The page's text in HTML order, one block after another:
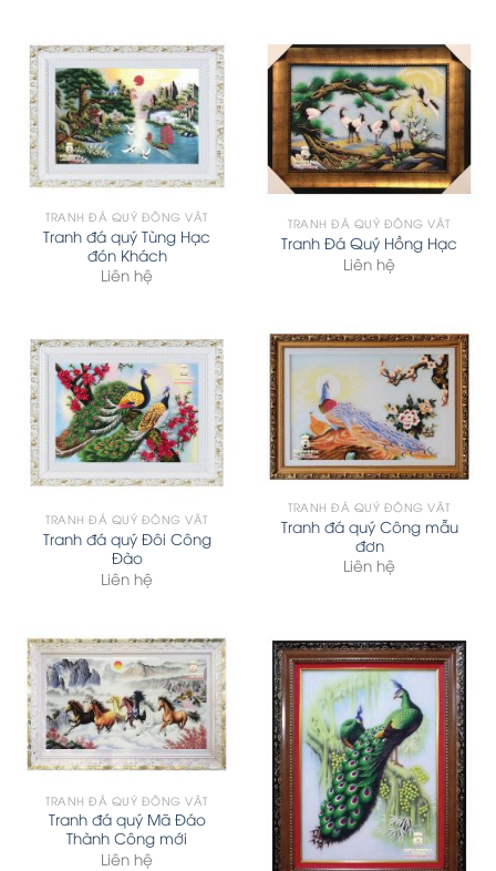
TRANH ĐÁ QUÝ ĐỘNG VẬT
Tranh đá quý Tùng Hạc
đón Khách
Liên hệ
TRANH ĐÁ QUÝ ĐỘNG VẬT
Tranh Đá Quý Hồng Hạc
Liên hệ
TRANH ĐÁ QUÝ ĐỘNG VẬT
Tranh đá quý Đôi Công
Đào
Liên hệ
TRANH ĐÁ QUÝ ĐỘNG VẬT
Tranh đá quý Công mẫu
đơn
Liên hệ
TRANH ĐÁ QUÝ ĐỘNG VẬT
Tranh đá quý Mã Đáo
Thành Công mới
Liên hệ